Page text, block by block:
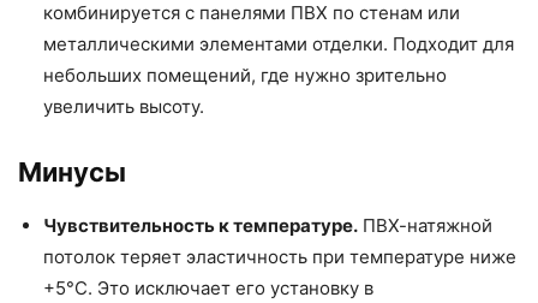
комбинируется с панелями ПВХ по стенам или
металлическими элементами отделки. Подходит для
небольших помещений, где нужно зрительно
увеличить высоту.
Минусы
Чувствительность к температуре. ПВХ-натяжной
потолок теряет эластичность при температуре ниже
+5°C. Это исключает его установку в